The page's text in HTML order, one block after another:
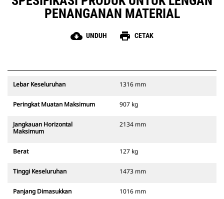
PENANGANAN MATERIAL
cloud_download UNDUH print CETAK
Lebar Keseluruhan 1316 mm
Peringkat Muatan Maksimum 907 kg
Jangkauan Horizontal
Maksimum
2134 mm
Berat 127 kg
Tinggi Keseluruhan 1473 mm
Panjang Dimasukkan 1016 mm